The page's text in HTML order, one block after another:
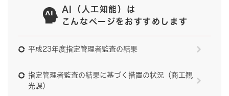
AI（人工知能）は
こんなページをおすすめします
平成23年度指定管理者監査の結果
指定管理者監査の結果に基づく措置の状況（商工観
光課）